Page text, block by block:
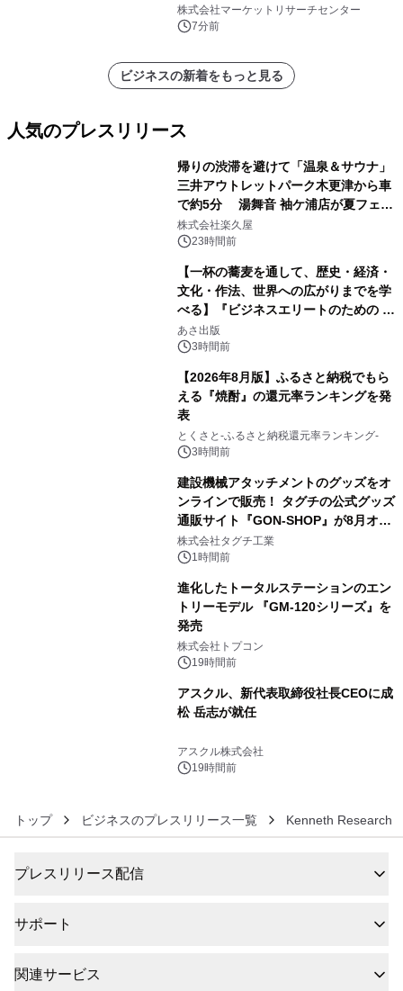
ム、CPP複合フィルム、その他）・分
析レポートを発表
株式会社マーケットリサーチセンター
7分前
ビジネスの新着をもっと見る
人気のプレスリリース
帰りの渋滞を避けて「温泉＆サウナ」
三井アウトレットパーク木更津から車
で約5分 湯舞音 袖ケ浦店が夏フェア
メニューを提供
株式会社楽久屋
23時間前
【一杯の蕎麦を通して、歴史・経済・
文化・作法、世界への広がりまでを学
べる】『ビジネスエリートのための 教
養としての蕎麦』2026年8月25日
（火）発売
あさ出版
3時間前
【2026年8月版】ふるさと納税でもら
える『焼酎』の還元率ランキングを発
表
とくさと-ふるさと納税還元率ランキング-
3時間前
建設機械アタッチメントのグッズをオ
ンラインで販売！ タグチの公式グッズ
通販サイト『GON-SHOP』が8月オー
プン
株式会社タグチ工業
1時間前
進化したトータルステーションのエン
トリーモデル 『GM-120シリーズ』を
発売
株式会社トプコン
19時間前
アスクル、新代表取締役社長CEOに成
松 岳志が就任
アスクル株式会社
19時間前
トップ ビジネスのプレスリリース一覧 Kenneth Research
プレスリリース配信
サポート
関連サービス